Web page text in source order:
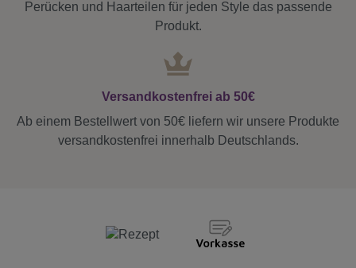
Perücken und Haarteilen für jeden Style das passende
Produkt.
Versandkostenfrei ab 50€
Ab einem Bestellwert von 50€ liefern wir unsere Produkte
versandkostenfrei innerhalb Deutschlands.